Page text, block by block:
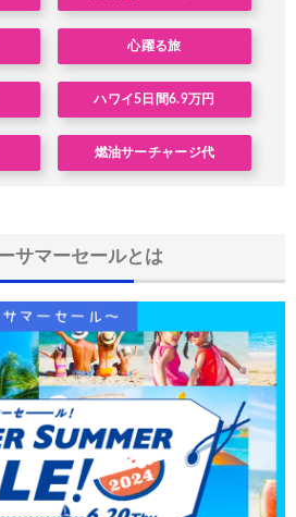
大3,000円OFFクーポン
券 最大2,500円OFFクーポン
航空券 3,000円OFFクーポン
ョン
空券 3,000円OFFクーポン
ーン(関西発)
心躍る旅
ハワイ5日間6.9万円
燃油サーチャージ代
サマーセールとは